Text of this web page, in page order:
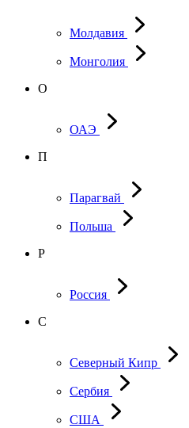
Молдавия
Монголия
О
ОАЭ
П
Парагвай
Польша
Р
Россия
С
Северный Кипр
Сербия
США